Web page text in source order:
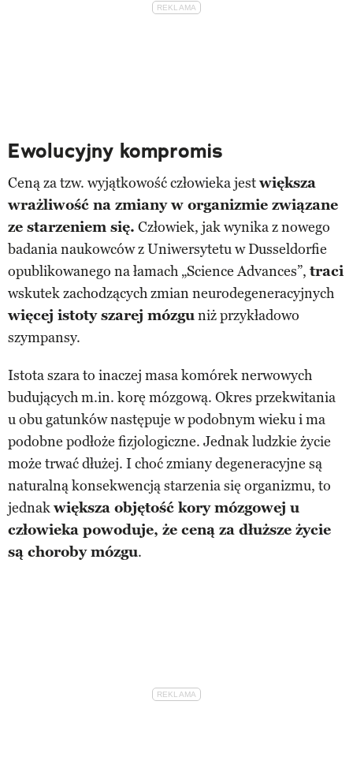
Ewolucyjny kompromis
Ceną za tzw. wyjątkowość człowieka jestwiększa
wrażliwość na zmiany w organizmie związane
ze starzeniem się. Człowiek, jak wynika z nowego
badania naukowców z Uniwersytetu w Dusseldorfie
opublikowanego na łamach „Science Advances”, traci
wskutek zachodzących zmian neurodegeneracyjnych
więcej istoty szarej mózguniż przykładowo
szympansy.
Istota szara to inaczej masa komórek nerwowych
budujących m.in. korę mózgową. Okres przekwitania
u obu gatunków następuje w podobnym wieku i ma
podobne podłoże fizjologiczne. Jednak ludzkie życie
może trwać dłużej. I choć zmiany degeneracyjne są
naturalną konsekwencją starzenia się organizmu, to
jednakwiększa objętość kory mózgowej u
człowieka powoduje, że ceną za dłuższe życie
są choroby mózgu.